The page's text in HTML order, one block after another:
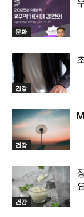
문화
건강
건강
건강